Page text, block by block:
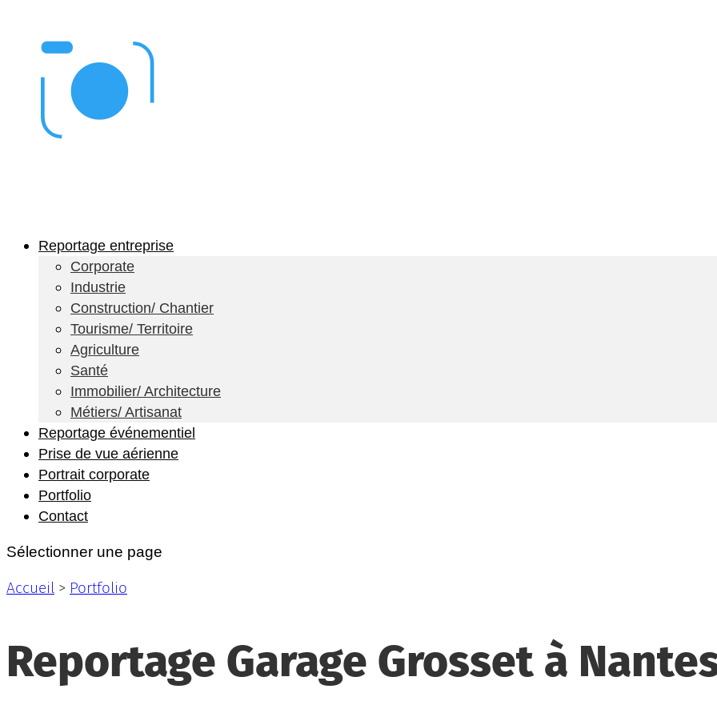
Reportage entreprise
Corporate
Industrie
Construction/ Chantier
Tourisme/ Territoire
Agriculture
Santé
Immobilier/ Architecture
Métiers/ Artisanat
Reportage événementiel
Prise de vue aérienne
Portrait corporate
Portfolio
Contact
Sélectionner une page
Accueil > Portfolio
Reportage Garage Grosset à